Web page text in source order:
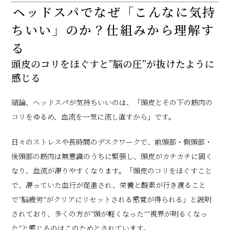
ヘッドスパでなぜ「こんなに気持
ちいい」のか？仕組みから理解す
る
頭皮のコリをほぐすと”脳の圧”が抜けたように
感じる
結論、ヘッドスパが気持ちいいのは、「頭皮とその下の筋肉の
コリをゆるめ、血流を一気に流し直すから」です。
日々のストレスや長時間のデスクワークで、前頭部・側頭部・
後頭部の筋肉は無意識のうちに緊張し、頭皮がカチカチに固く
なり、血流が滞りやすくなります。「頭皮のコリをほぐすこと
で、滞っていた血行が促進され、栄養と酸素が行き渡ること
で”脳疲労”がクリアにリセットされる感覚が得られる」と説明
されており、多くの方が”頭が軽くなった””視界が明るくなっ